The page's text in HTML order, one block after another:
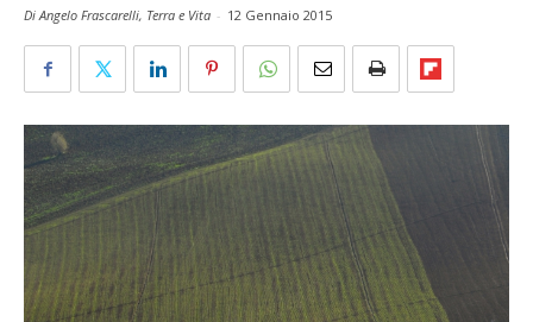
Di Angelo Frascarelli, Terra e Vita - 12 Gennaio 2015